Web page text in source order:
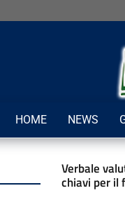
HOME NEWS
Verbale
chiavi per il